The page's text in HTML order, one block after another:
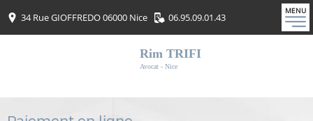
34 Rue GIOFFREDO 06000 Nice 06.95.09.01.43
Rim TRIFI
Avocat - Nice
MENU